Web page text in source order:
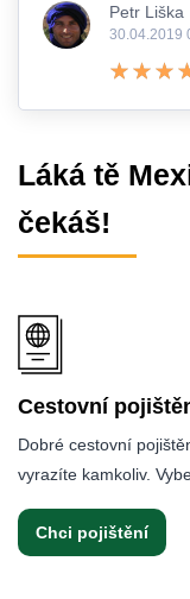
Petr Liška
30.04.2019
Láká tě
čekáš!
Cestovní
Dobré cestovní
vyrazíte kamkoliv.
Chci pojištění